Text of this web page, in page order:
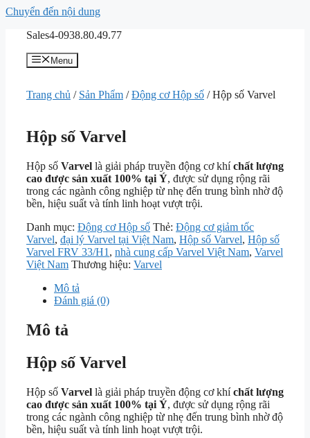
Chuyển đến nội dung
Sales4-0938.80.49.77
Menu
Trang chủ / Sản Phẩm /Động cơ Hộp số / Hộp số Varvel
Hộp số Varvel
Hộp số Varvel là giải pháp truyền động cơ khíchất lượng
cao được sản xuất 100% tại Ý, được sử dụng rộng rãi
trong các ngành công nghiệp từ nhẹ đến trung bình nhờ độ
bền, hiệu suất và tính linh hoạt vượt trội.
Danh mục: Động cơ Hộp số Thẻ: Động cơ giảm tốc
Varvel, đại lý Varvel tại Việt Nam, Hộp số Varvel, Hộp số
Varvel FRV 33/H1 , nhà cung cấp Varvel Việt Nam, Varvel
Việt Nam Thương hiệu: Varvel
Mô tả
Đánh giá (0)
Mô tả
Hộp số Varvel
Hộp số Varvel là giải pháp truyền động cơ khíchất lượng
cao được sản xuất 100% tại Ý, được sử dụng rộng rãi
trong các ngành công nghiệp từ nhẹ đến trung bình nhờ độ
bền, hiệu suất và tính linh hoạt vượt trội.